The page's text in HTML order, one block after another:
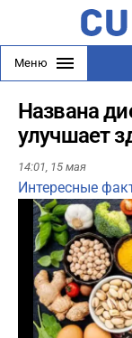
Меню
Названа
улучшает
14:01, 15 мая
Интересные